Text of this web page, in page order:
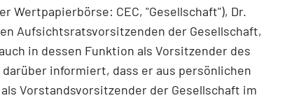
Wertpapierbörse: CEC, "Gesellschaft"), Dr.
Aufsichtsratsvorsitzenden der Gesellschaft,
in dessen Funktion als Vorsitzender des
informiert, dass er aus persönlichen
Vorstandsvorsitzender der Gesellschaft im